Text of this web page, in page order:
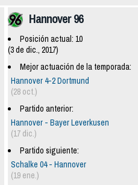
Hannover 96
Posición actual: 10
(3 de dic., 2017)
Mejor actuación de la temporada:
Hannover 4-2 Dortmund
(28 oct.)
Partido anterior:
Hannover - Bayer Leverkusen
(17 dic.)
Partido siguiente:
Schalke 04 - Hannover
(19 ene.)